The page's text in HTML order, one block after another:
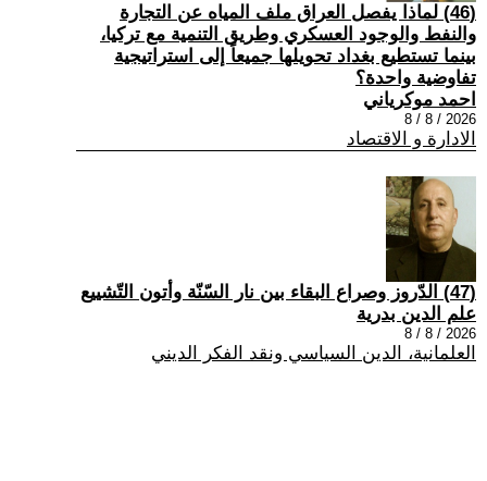
(46) لماذا يفصل العراق ملف المياه عن التجارة
والنفط والوجود العسكري وطريق التنمية مع تركيا،
بينما تستطيع بغداد تحويلها جميعاً إلى استراتيجية
تفاوضية واحدة؟
احمد موكرياني
2026 / 8 / 8
الادارة و الاقتصاد
(47) الدّروز وصراع البقاء بين نار السّنّة وأتون التّشييع
علم الدين بدرية
2026 / 8 / 8
العلمانية، الدين السياسي ونقد الفكر الديني